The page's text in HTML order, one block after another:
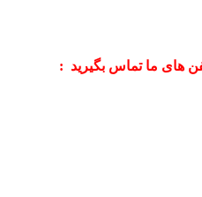
های ما تماس بگیرید :